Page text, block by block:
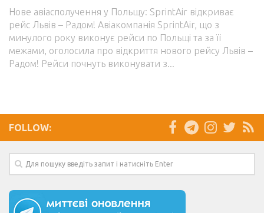
Нове авіасполучення у Польщу: SprintAir відкриває
рейс Львів – Радом! Авіакомпанія SprintAir, що з
минулого року виконує рейси по Польщі та за її
межами, оголосила про відкриття нового рейсу Львів –
Радом! Рейси почнуть виконувати з...
FOLLOW: